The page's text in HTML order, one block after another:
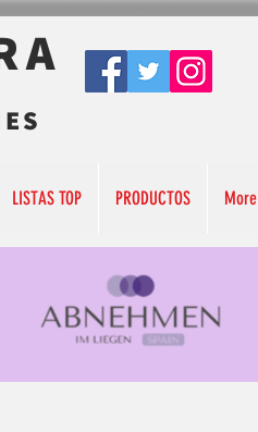
LISTAS TOP PRODUCTOS More